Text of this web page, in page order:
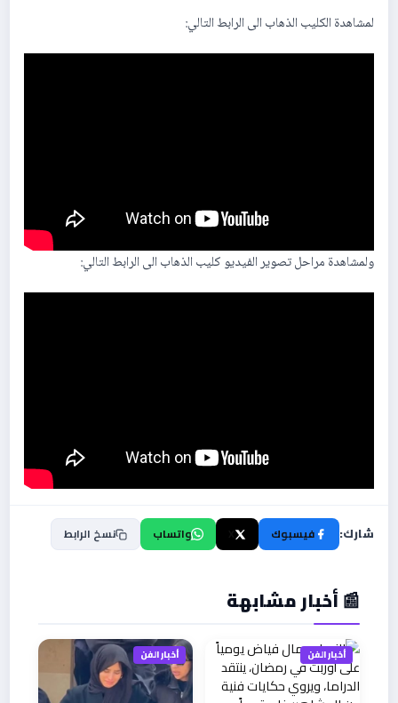
لمشاهدة الكليب الذهاب الى الرابط التالي:
ولمشاهدة مراحل تصوير الفيديو كليب الذهاب الى الرابط التالي:
شارك: فيسبوك واتساب نسخ الرابط
📰 أخبار مشابهة
أخبار الفن أخبار الفن